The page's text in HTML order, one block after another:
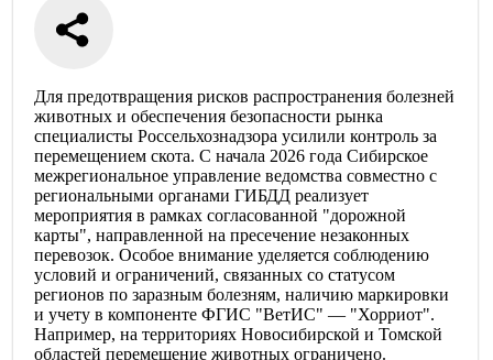
Для предотвращения рисков распространения болезней
животных и обеспечения безопасности рынка
специалисты Россельхознадзора усилили контроль за
перемещением скота. С начала 2026 года Сибирское
межрегиональное управление ведомства совместно с
региональными органами ГИБДД реализует
мероприятия в рамках согласованной "дорожной
карты", направленной на пресечение незаконных
перевозок. Особое внимание уделяется соблюдению
условий и ограничений, связанных со статусом
регионов по заразным болезням, наличию маркировки
и учету в компоненте ФГИС "ВетИС" — "Хорриот".
Например, на территориях Новосибирской и Томской
областей перемещение животных ограничено.